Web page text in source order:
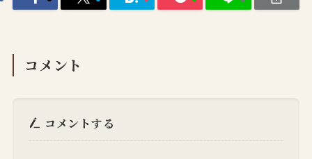
コメント
コメントする